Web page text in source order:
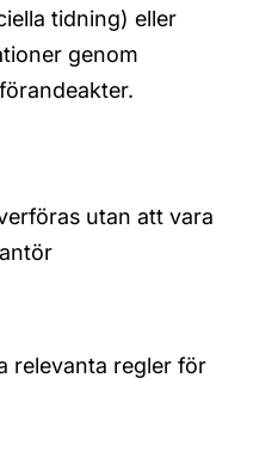
tidning) eller
genom
utan att vara
relevanta regler för